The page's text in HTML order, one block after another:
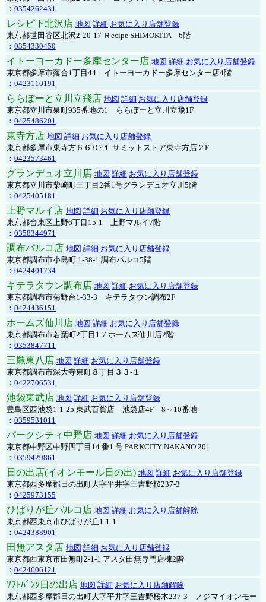
： 0354262431
レシピ下北沢店 地図 詳細 お気に入り店舗登録
東京都世田谷区北沢2-20-17 Ｒecipe SHIMOKITA 6階
： 0354330450
イトーヨーカドー多摩センター店 地図 詳細 お気に入り店舗登録
東京都多摩市落合1丁目44 イトーヨーカドー多摩センター店4階
： 0423110191
ららぽーと立川立飛店 地図 詳細 お気に入り店舗登録
東京都立川市泉町935番地の1 ららぽーと立川立飛1F
： 0425486201
東寺方店 地図 詳細 お気に入り店舗登録
東京都多摩市東寺方６６０?１ サミットストア東寺方店２F
： 0423573461
グランデュオ立川店 地図 詳細 お気に入り店舗登録
東京都立川市柴崎町三丁目2番1号グランデュオ立川5階
： 0425405181
上野マルイ店 地図 詳細 お気に入り店舗登録
東京都台東区上野6丁目15-1 上野マルイ7階
： 0358344971
調布パルコ店 地図 詳細 お気に入り店舗登録
東京都調布市小島町 1-38-1 調布パルコ5階
： 0424401734
キテラタウン調布店 地図 詳細 お気に入り店舗登録
東京都調布市菊野台1-33-3 キテラタウン調布2F
： 0424436151
ホームズ仙川店 地図 詳細 お気に入り店舗登録
東京都調布市若葉町2丁目1-7 ホームズ仙川店2階
： 0353847711
三鷹東八店 地図 詳細 お気に入り店舗登録
東京都調布市深大寺東町８丁目３３-１
： 0422706531
池袋東武店 地図 詳細 お気に入り店舗登録
豊島区西池袋1-1-25 東武百貨店 池袋店4F 8～10番地
： 0359531011
パークシティ中野店 地図 詳細 お気に入り店舗登録
東京都中野区中野四丁目14 番1 号 PARKCITY NAKANO 201
： 0359429861
日の出店(イオンモール日の出) 地図 詳細 お気に入り店舗登録
東京都西多摩郡日の出町大字平井字三吉野桜237-3
： 0425973155
ひばりが丘パルコ店 地図 詳細 お気に入り店舗解除
東京都西東京市ひばりが丘1-1-1
： 0424388901
田無アスタ店 地図 詳細 お気に入り店舗登録
東京都西東京市田無町2-1-1 アスタ田無専門店棟2階
： 0424606121
ｿﾌﾄﾊﾞﾝｸ日の出店 地図 詳細 お気に入り店舗解除
東京都西多摩郡日の出町大字平井字三吉野桜木237-3 ノジマイオンモー